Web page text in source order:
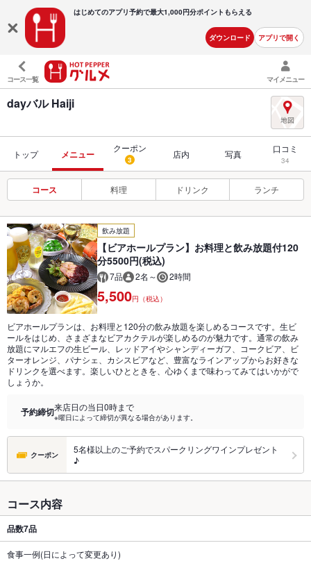
はじめてのアプリ予約で最大1,000円分ポイントもらえる
ダウンロード アプリで開く
コース一覧 マイメニュー
dayバル Haiji
トップ メニュー
クーポン
3 店内 写真 口コミ
34
コース 料理 ドリンク ランチ
飲み放題
【ビアホールプラン】お料理と飲み放題付120
分5500円(税込)
7品 2名～ 2時間
5,500円（税込）
ビアホールプランは、お料理と120分の飲み放題を楽しめるコースです。生ビ
ールをはじめ、さまざまなビアカクテルが楽しめるのが魅力です。通常の飲み
放題にマルエフの生ビール、レッドアイやシャンディーガフ、コークビア、ビ
ターオレンジ、パナシェ、カシスビアなど、豊富なラインアップからお好きな
ドリンクを選べます。楽しいひとときを、心ゆくまで味わってみてはいかがで
しょうか。
予約締切来店日の当日0時まで
※曜日によって締切が異なる場合があります。
クーポン
5名様以上のご予約でスパークリングワインプレゼント
♪
コース内容
品数7品
食事一例(日によって変更あり)